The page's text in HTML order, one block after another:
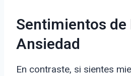
Sentimientos de
Ansiedad
En contraste, si sientes